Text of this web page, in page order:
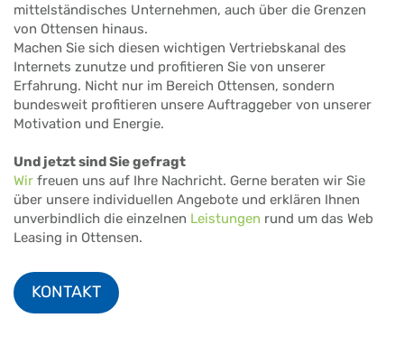
mittelständisches Unternehmen, auch über die Grenzen
von Ottensen hinaus.
Machen Sie sich diesen wichtigen Vertriebskanal des
Internets zunutze und profitieren Sie von unserer
Erfahrung. Nicht nur im Bereich Ottensen, sondern
bundesweit profitieren unsere Auftraggeber von unserer
Motivation und Energie.
Und jetzt sind Sie gefragt
Wir freuen uns auf Ihre Nachricht. Gerne beraten wir Sie
über unsere individuellen Angebote und erklären Ihnen
unverbindlich die einzelnen Leistungen rund um das Web
Leasing in Ottensen.
KONTAKT